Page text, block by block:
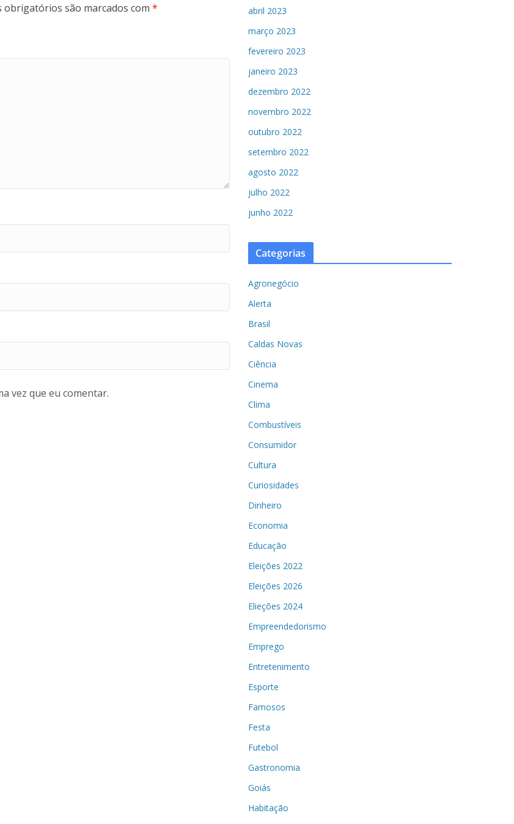
obrigatórios são marcados com *
vez que eu comentar.
abril 2023
março 2023
fevereiro 2023
janeiro 2023
dezembro 2022
novembro 2022
outubro 2022
setembro 2022
agosto 2022
julho 2022
junho 2022
Categorias
Agronegócio
Alerta
Brasil
Caldas Novas
Ciência
Cinema
Clima
Combustíveis
Consumidor
Cultura
Curiosidades
Dinheiro
Economia
Educação
Eleições 2022
Eleições 2026
Elieções 2024
Empreendedorismo
Emprego
Entretenimento
Esporte
Famosos
Festa
Futebol
Gastronomia
Goiás
Habitação